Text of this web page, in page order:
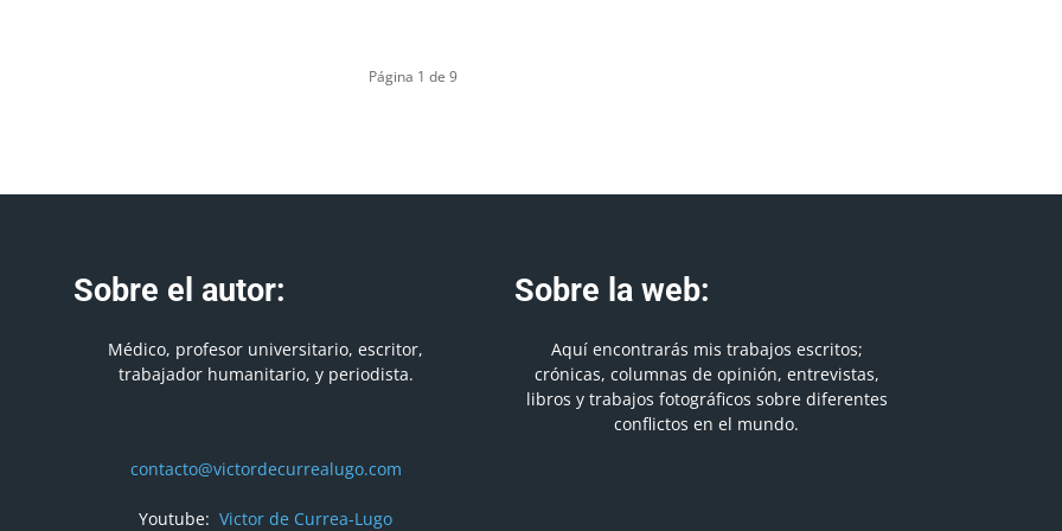
Página 1 de 9
Sobre el autor:
Médico, profesor universitario, escritor,
trabajador humanitario, y periodista.
contacto@victordecurrealugo.com
Youtube: Victor de Currea-Lugo
Sobre la web:
Aquí encontrarás mis trabajos escritos;
crónicas, columnas de opinión, entrevistas,
libros y trabajos fotográficos sobre diferentes
conflictos en el mundo.